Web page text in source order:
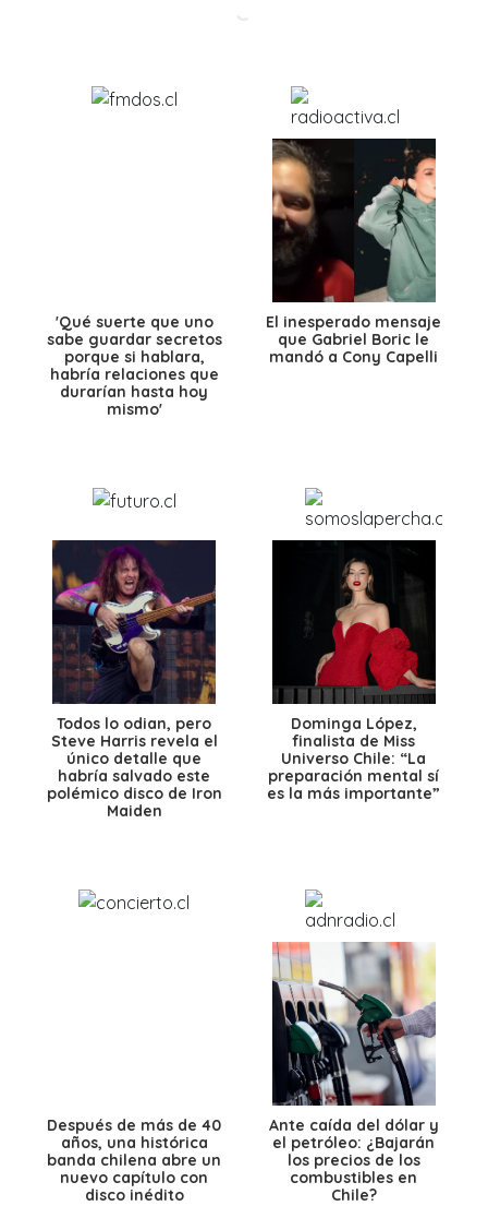
'Qué suerte que uno
sabe guardar secretos
porque si hablara,
habría relaciones que
durarían hasta hoy
mismo'
El inesperado mensaje
que Gabriel Boric le
mandó a Cony Capelli
Todos lo odian, pero
Steve Harris revela el
único detalle que
habría salvado este
polémico disco de Iron
Maiden
Dominga López,
finalista de Miss
Universo Chile: “La
preparación mental sí
es la más importante”
Después de más de 40
años, una histórica
banda chilena abre un
nuevo capítulo con
disco inédito
Ante caída del dólar y
el petróleo: ¿Bajarán
los precios de los
combustibles en
Chile?